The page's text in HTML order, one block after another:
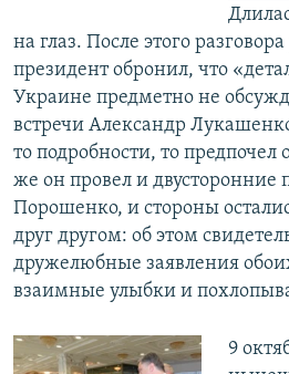
на глаз. После этого
президент обронил, что
Украине предметно не
встречи Александр
то подробности, то предпочел
же он провел и двусторонние
Порошенко, и стороны
друг другом: об этом
дружелюбные заявления
взаимные улыбки и
9